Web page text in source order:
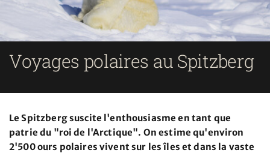
Voyages polaires au Spitzberg
Le Spitzberg suscite l'enthousiasme en tant que
patrie du "roi de l'Arctique". On estime qu'environ
2'500 ours polaires vivent sur les îles et dans la vaste